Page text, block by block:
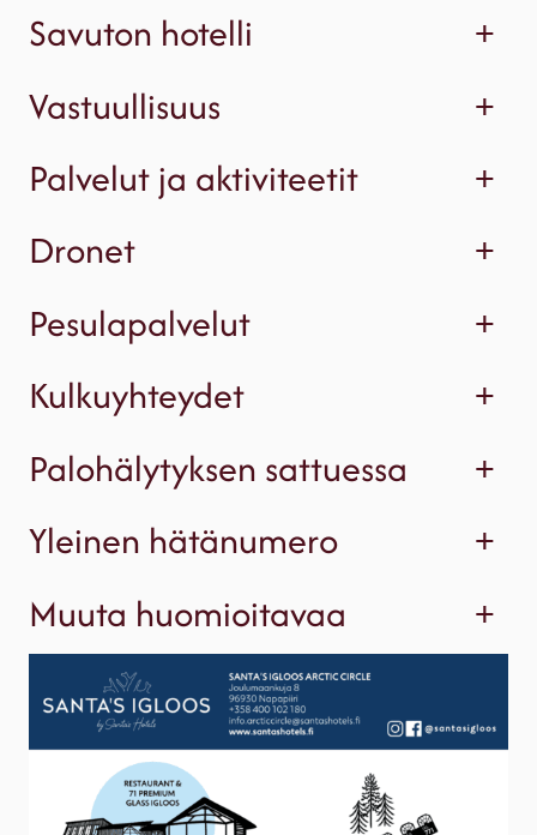
Savuton hotelli
+
Vastuullisuus
+
Palvelut ja aktiviteetit
+
Dronet
+
Pesulapalvelut
+
Kulkuyhteydet
+
Palohälytyksen sattuessa
+
Yleinen hätänumero
+
Muuta huomioitavaa
+